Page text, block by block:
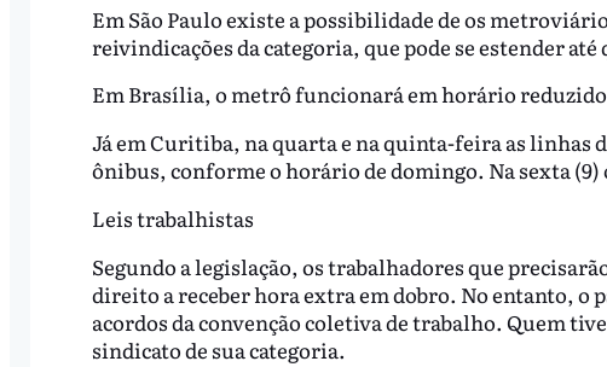
Em São Paulo existe a possibilidade de os
reivindicações da categoria, que pode se estender
Em Brasília, o metrô funcionará em horário reduzido,
Já em Curitiba, na quarta e na quinta-feira as linhas
ônibus, conforme o horário de domingo. Na sexta
Leis trabalhistas
Segundo a legislação, os trabalhadores que
direito a receber hora extra em dobro. No entanto, o
acordos da convenção coletiva de trabalho. Quem
sindicato de sua categoria.